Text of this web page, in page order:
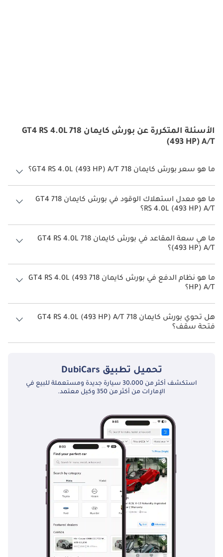
الأسئلة المتكررة عن بورش كايمان 718 GT4 RS 4.0L
(493 HP) A/T
ما هو سعر بورش كايمان 718 GT4 RS 4.0L (493 HP) A/T؟
سعر بورش كايمان 718 GT4 RS 4.0L (493 HP) A/T هو درهم 593,300.
ما هو معدل استهلاك الوقود في بورش كايمان 718 GT4
RS 4.0L (493 HP) A/T؟
يبلغ معدل استهلاك الوقود المقترح من الشركة المصنعة لسيارة بورش
كايمان 718 2026 من 8 كم/ليتر - 10 كم/ليتر.
ما هي سعة المقاعد في بورش كايمان 718 GT4 RS 4.0L
(493 HP) A/T؟
تتسع بورش كايمان 718 GT4 RS 4.0L (493 HP) A/T لأ 2 أشخاص.
ما هو نظام الدفع في بورش كايمان 718 GT4 RS 4.0L (493
HP) A/T؟
نظام الدفع في بورش كايمان 718 All Wheel Drive GT4 RS 4.0L (493 HP)
A/T.
هل تحوي بورش كايمان 718 GT4 RS 4.0L (493 HP) A/T
فتحة سقف؟
نعم توفر بورش كايمان 718 GT4 RS 4.0L (493 HP) A/T فتحة السقف كخيار.
تحميل تطبيق DubiCars
استكشف أكثر من 30،000 سيارة جديدة ومستعملة للبيع في
الإمارات من أكثر من 350 وكيل معتمد.